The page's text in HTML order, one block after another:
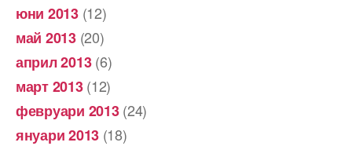
юни 2013(12)
май 2013(20)
април 2013(6)
март 2013(12)
февруари 2013(24)
януари 2013 (18)